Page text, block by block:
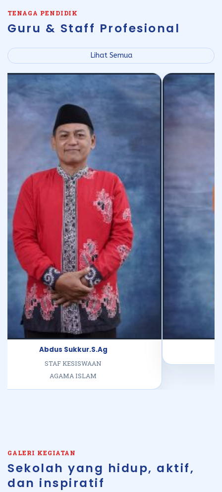
TENAGA PENDIDIK
Guru & Staff Profesional
Lihat Semua
Samsul Arifin
GALERI KEGIATAN
Sekolah yang hidup, aktif,
dan inspiratif